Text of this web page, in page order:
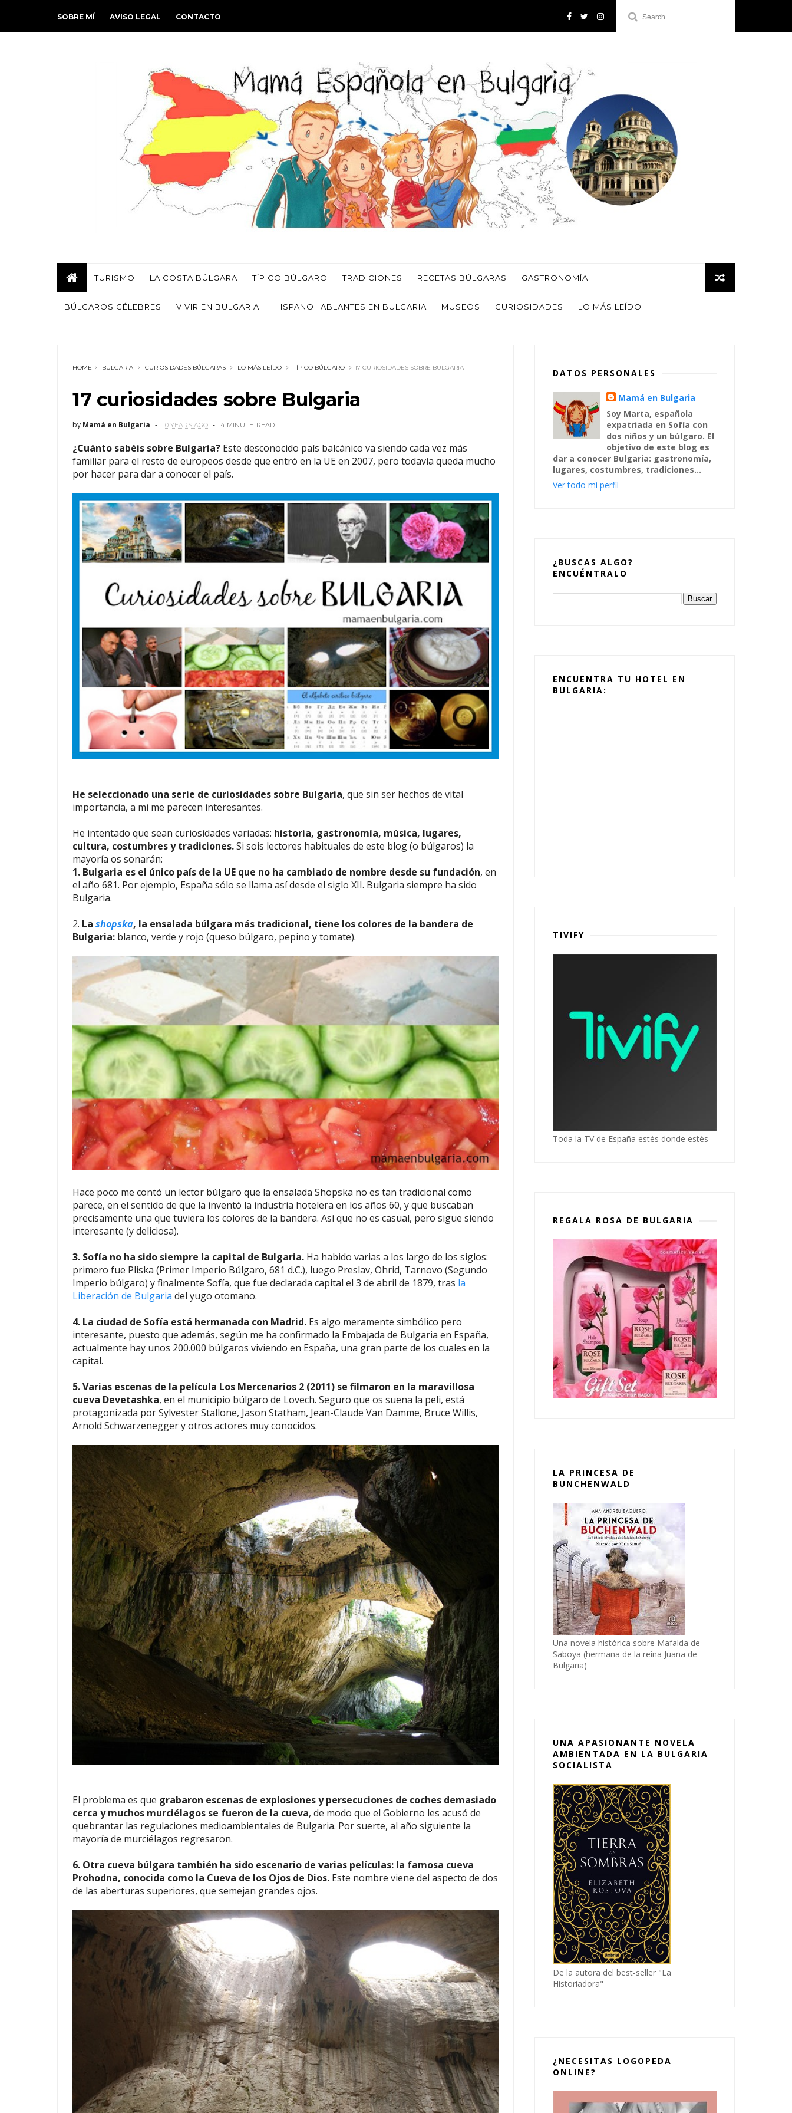
SOBRE MÍ AVISO LEGAL CONTACTO
TURISMO LA COSTA BÚLGARA TÍPICO BÚLGARO TRADICIONES RECETAS BÚLGARAS GASTRONOMÍA
BÚLGAROS CÉLEBRES VIVIR EN BULGARIA HISPANOHABLANTES EN BULGARIA MUSEOS CURIOSIDADES LO MÁS LEÍDO
HOME BULGARIA CURIOSIDADES BÚLGARAS LO MÁS LEÍDO TÍPICO BÚLGARO 17 CURIOSIDADES SOBRE BULGARIA
17 curiosidades sobre Bulgaria
by Mamá en Bulgaria 10 YEARS AGO 4 MINUTE READ
¿Cuánto sabéis sobre Bulgaria? Este desconocido país balcánico va siendo cada vez más
familiar para el resto de europeos desde que entró en la UE en 2007, pero todavía queda mucho
por hacer para dar a conocer el país.
He seleccionado una serie de curiosidades sobre Bulgaria, que sin ser hechos de vital
importancia, a mi me parecen interesantes.
He intentado que sean curiosidades variadas: historia, gastronomía, música, lugares,
cultura, costumbres y tradiciones.Si sois lectores habituales de este blog (o búlgaros) la
mayoría os sonarán:
1. Bulgaria es el único país de la UE que no ha cambiado de nombre desde su fundación, en
el año 681. Por ejemplo, España sólo se llama así desde el siglo XII. Bulgaria siempre ha sido
Bulgaria.
2. La shopska, la ensalada búlgara más tradicional, tiene los colores de la bandera de
Bulgaria: blanco, verde y rojo (queso búlgaro, pepino y tomate).
Hace poco me contó un lector búlgaro que la ensalada Shopska no es tan tradicional como
parece, en el sentido de que la inventó la industria hotelera en los años 60, y que buscaban
precisamente una que tuviera los colores de la bandera. Así que no es casual, pero sigue siendo
interesante (y deliciosa).
3. Sofía no ha sido siempre la capital de Bulgaria. Ha habido varias a los largo de los siglos:
primero fue Pliska (Primer Imperio Búlgaro, 681 d.C.), luego Preslav, Ohrid, Tarnovo (Segundo
Imperio búlgaro) y finalmente Sofía, que fue declarada capital el 3 de abril de 1879, tras la
Liberación de Bulgaria del yugo otomano.
4. La ciudad de Sofía está hermanada con Madrid. Es algo meramente simbólico pero
interesante, puesto que además, según me ha confirmado la Embajada de Bulgaria en España,
actualmente hay unos 200.000 búlgaros viviendo en España, una gran parte de los cuales en la
capital.
5. Varias escenas de la película Los Mercenarios 2 (2011) se filmaron en la maravillosa
cueva Devetashka, en el municipio búlgaro de Lovech. Seguro que os suena la peli, está
protagonizada por Sylvester Stallone, Jason Statham, Jean-Claude Van Damme, Bruce Willis,
Arnold Schwarzenegger y otros actores muy conocidos.
El problema es que grabaron escenas de explosiones y persecuciones de coches demasiado
cerca y muchos murciélagos se fueron de la cueva, de modo que el Gobierno les acusó de
quebrantar las regulaciones medioambientales de Bulgaria. Por suerte, al año siguiente la
mayoría de murciélagos regresaron.
6. Otra cueva búlgara también ha sido escenario de varias películas: la famosa cueva
Prohodna, conocida como la Cueva de los Ojos de Dios. Este nombre viene del aspecto de dos
de las aberturas superiores, que semejan grandes ojos.
DATOS PERSONALES
Mamá en Bulgaria
Soy Marta, española
expatriada en Sofía con
dos niños y un búlgaro. El
objetivo de este blog es
dar a conocer Bulgaria: gastronomía,
lugares, costumbres, tradiciones...
Ver todo mi perfil
¿BUSCAS ALGO?
ENCUÉNTRALO
ENCUENTRA TU HOTEL EN
BULGARIA:
TIVIFY
Toda la TV de España estés donde estés
REGALA ROSA DE BULGARIA
LA PRINCESA DE
BUNCHENWALD
Una novela histórica sobre Mafalda de
Saboya (hermana de la reina Juana de
Bulgaria)
UNA APASIONANTE NOVELA
AMBIENTADA EN LA BULGARIA
SOCIALISTA
De la autora del best-seller "La
Historiadora"
¿NECESITAS LOGOPEDA
ONLINE?